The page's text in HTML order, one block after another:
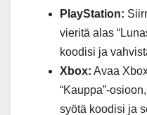
PlayStation:
vieritä alas
koodisi ja
Xbox: Avaa
“Kauppa”-
syötä koodisi ja